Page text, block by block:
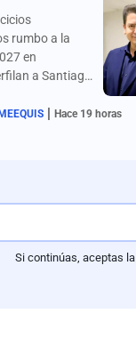
rumbo a la
en
a Santiago
con
a Nieto al
con
un 15.1% de
que
| Hace 19 horas
Si continúas, aceptas la